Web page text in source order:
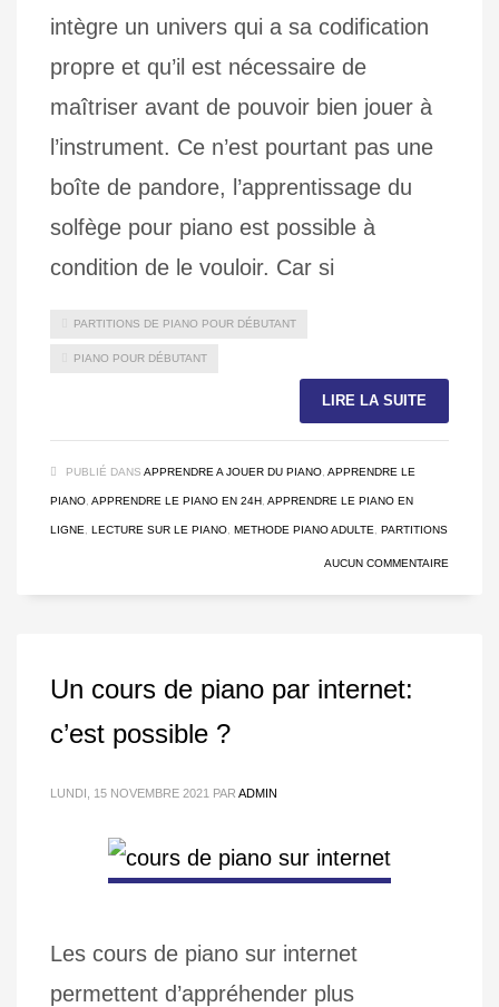
intègre un univers qui a sa codification
propre et qu’il est nécessaire de
maîtriser avant de pouvoir bien jouer à
l’instrument. Ce n’est pourtant pas une
boîte de pandore, l’apprentissage du
solfège pour piano est possible à
condition de le vouloir. Car si
PARTITIONS DE PIANO POUR DÉBUTANT
PIANO POUR DÉBUTANT
LIRE LA SUITE
PUBLIÉ DANS APPRENDRE A JOUER DU PIANO, APPRENDRE LE
PIANO, APPRENDRE LE PIANO EN 24H, APPRENDRE LE PIANO EN
LIGNE, LECTURE SUR LE PIANO, METHODE PIANO ADULTE, PARTITIONS
AUCUN COMMENTAIRE
Un cours de piano par internet:
c’est possible ?
LUNDI, 15 NOVEMBRE 2021 PAR ADMIN
Les cours de piano sur internet
permettent d’appréhender plus